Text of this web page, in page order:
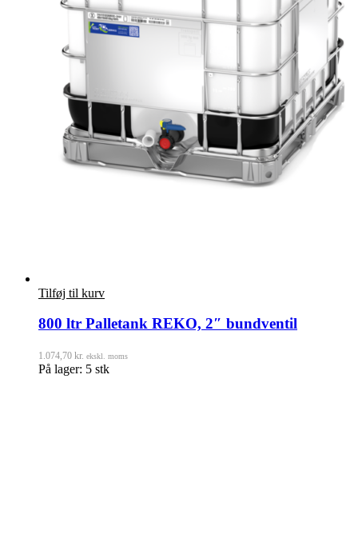
Tilføj til kurv
800 ltr Palletank REKO, 2″ bundventil
1.074,70 kr. ekskl. moms
På lager: 5 stk